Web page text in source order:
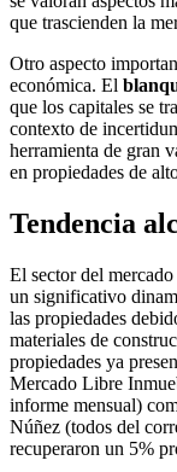
que trascienden la
Otro aspecto
económica. El
que los capitales se
contexto de
herramienta de gran
en propiedades de
Tendencia
El sector del
un significativo
las propiedades
materiales de
propiedades ya
Mercado Libre
informe mensual)
Núñez (todos del
recuperaron un 5%